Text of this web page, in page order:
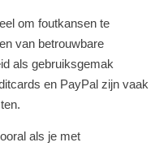
om foutkansen te
van betrouwbare
als gebruiksgemak
en PayPal zijn vaak
als je met